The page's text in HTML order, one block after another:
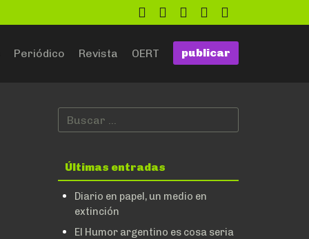
twitterfacebook
flickr google
publicar
Periódico Revista OERT
Últimas entradas
Diario en papel, un medio en
extinción
El Humor argentino es cosa seria